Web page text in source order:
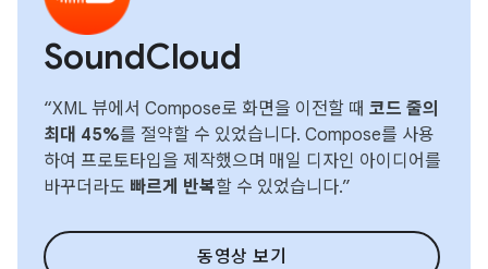
SoundCloud
“XML 뷰에서 Compose로 화면을 이전할 때 코드 줄의
최대 45%를 절약할 수 있었습니다. Compose를 사용
하여 프로토타입을 제작했으며 매일 디자인 아이디어를
바꾸더라도 빠르게 반복할 수 있었습니다.”
동영상 보기